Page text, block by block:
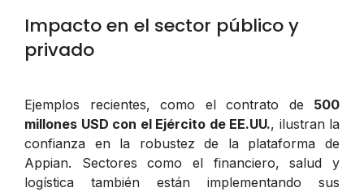
Impacto en el sector público y
privado
Ejemplos recientes, como el contrato de 500
millones USD con el Ejército de EE.UU., ilustran la
confianza en la robustez de la plataforma de
Appian. Sectores como el financiero, salud y
logística también están implementando sus